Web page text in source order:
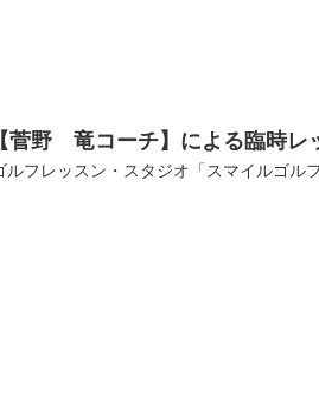
菅野 竜コーチ】による臨時レ
フレッスン・スタジオ「スマイルゴル